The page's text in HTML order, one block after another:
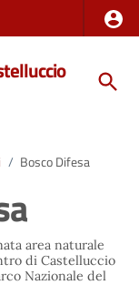
/ Bosco Difesa
area naturale
di Castelluccio
Nazionale del